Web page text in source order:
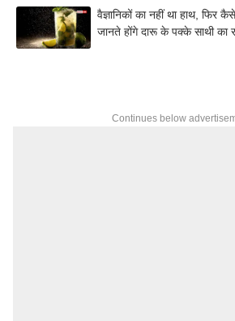
वैज्ञानिकों का नहीं था हाथ, फिर
जानते होंगे दारू के पक्के साथी का
Continues below